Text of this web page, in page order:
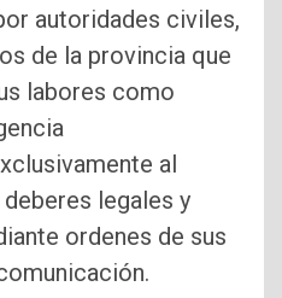
autoridades civiles,
de la provincia que
labores como
al
legales y
ordenes de sus